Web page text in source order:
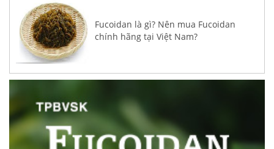
Fucoidan là gì? Nên mua Fucoidan
chính hãng tại Việt Nam?